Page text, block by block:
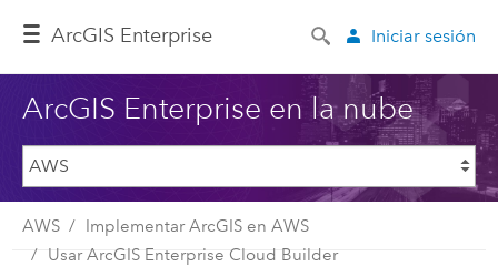
ArcGIS Enterprise Iniciar sesión
ArcGIS Enterprise en la nube
AWS
Implementar ArcGIS en AWS
Usar ArcGIS Enterprise Cloud Builder